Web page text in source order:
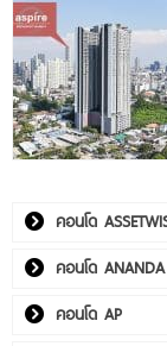
คอนโด
คอนโด ANANDA
คอนโด AP